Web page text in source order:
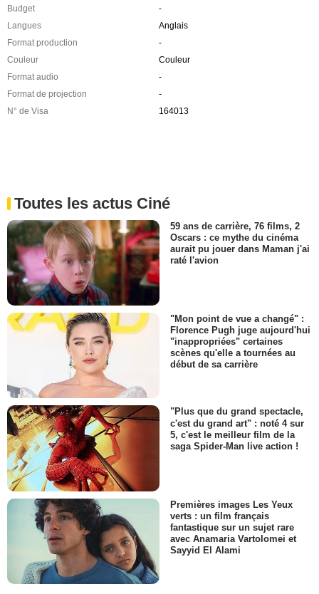
Budget
-
Langues
Anglais
Format production
-
Couleur
Couleur
Format audio
-
Format de projection
-
N° de Visa
164013
Toutes les actus Ciné
59 ans de carrière, 76 films, 2
Oscars : ce mythe du cinéma
aurait pu jouer dans Maman j'ai
raté l'avion
"Mon point de vue a changé" :
Florence Pugh juge aujourd'hui
"inappropriées" certaines
scènes qu'elle a tournées au
début de sa carrière
"Plus que du grand spectacle,
c'est du grand art" : noté 4 sur
5, c'est le meilleur film de la
saga Spider-Man live action !
Premières images Les Yeux
verts : un film français
fantastique sur un sujet rare
avec Anamaria Vartolomei et
Sayyid El Alami